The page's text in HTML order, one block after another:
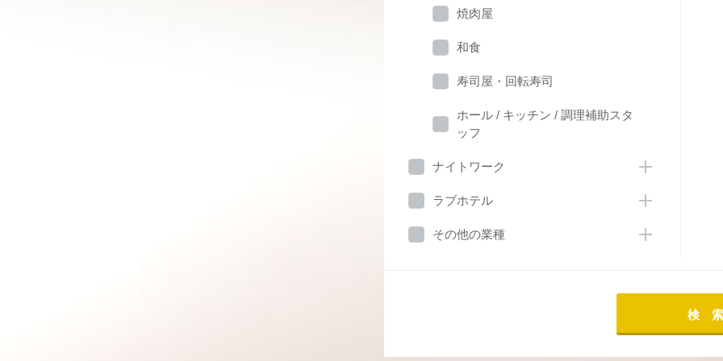
焼肉屋
和食
寿司屋・回転寿司
ホール / キッチン / 調理補助スタ
ッフ
ナイトワーク
ラブホテル
その他の業種
検 索